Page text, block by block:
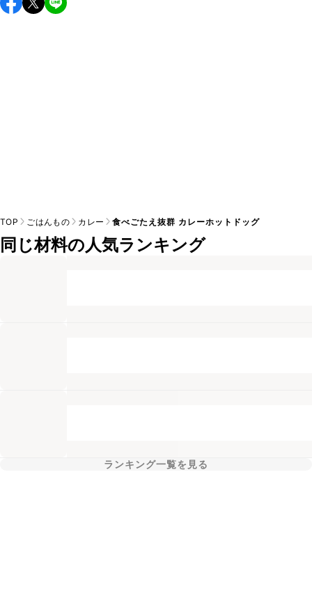
TOP ごはんもの カレー 食べごたえ抜群 カレーホットドッグ
同じ材料の人気ランキング
ランキング一覧を見る